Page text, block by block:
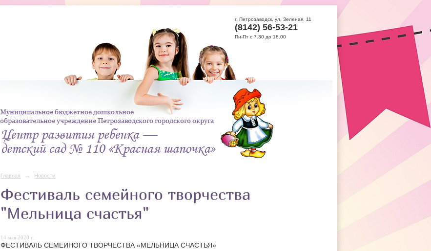
г. Петрозаводск, ул. Зеленая, 11
(8142) 56-53-21
Пн-Пт с 7.30 до 18.00
Главная → Новости
Фестиваль семейного творчества
"Мельница счастья"
14 мая 2020 г.
ФЕСТИВАЛЬ СЕМЕЙНОГО ТВОРЧЕСТВА «МЕЛЬНИЦА СЧАСТЬЯ»